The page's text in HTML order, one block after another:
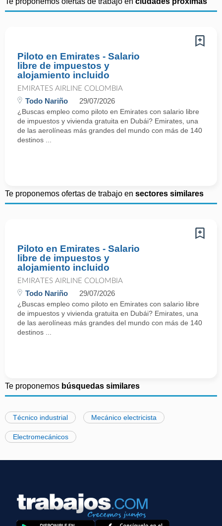
Piloto en Emirates - Salario
libre de impuestos y
alojamiento incluido
EMIRATES AIRLINE COLOMBIA
Todo Nariño 29/07/2026
¿Buscas empleo como piloto en Emirates con salario libre
de impuestos y vivienda gratuita en Dubái? Emirates, una
de las aerolíneas más grandes del mundo con más de 140
destinos ...
Te proponemos ofertas de trabajo en sectores similares
Piloto en Emirates - Salario
libre de impuestos y
alojamiento incluido
EMIRATES AIRLINE COLOMBIA
Todo Nariño 29/07/2026
¿Buscas empleo como piloto en Emirates con salario libre
de impuestos y vivienda gratuita en Dubái? Emirates, una
de las aerolíneas más grandes del mundo con más de 140
destinos ...
Te proponemos búsquedas similares
Técnico industrial Mecánico electricista
Electromecánicos